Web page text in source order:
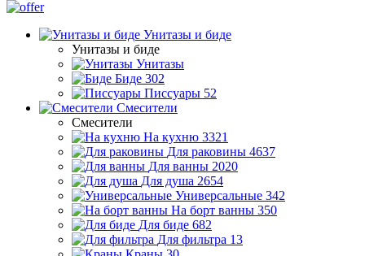
Унитазы и биде
Унитазы и биде
Унитазы
Биде 302
Писсуары 52
Смесители
Смесители
На кухню 3321
Для раковины 4637
Для ванны 2020
Для душа 2654
Универсальные 342
На борт ванны 350
Для биде 682
Для фильтра 13